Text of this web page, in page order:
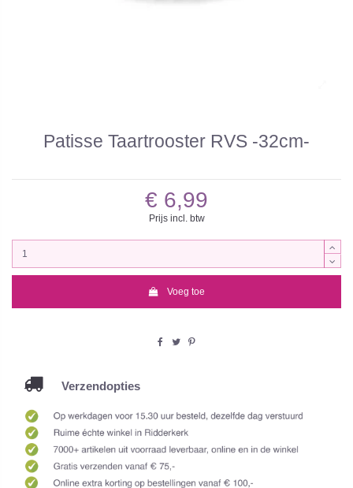
Patisse Taartrooster RVS -32cm-
€ 6,99
Prijs incl. btw
Voeg toe
Verzendopties